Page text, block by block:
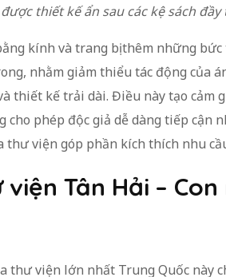
thiết kế ẩn sau các kệ sách đầy
kính và trang bị thêm những bức
nhằm giảm thiểu tác động của
thiết kế trải dài. Điều này tạo cảm
cho phép độc giả dễ dàng tiếp cận
thư viện góp phần kích thích nhu
Tân Hải –
thư viện lớn nhất Trung Quốc này